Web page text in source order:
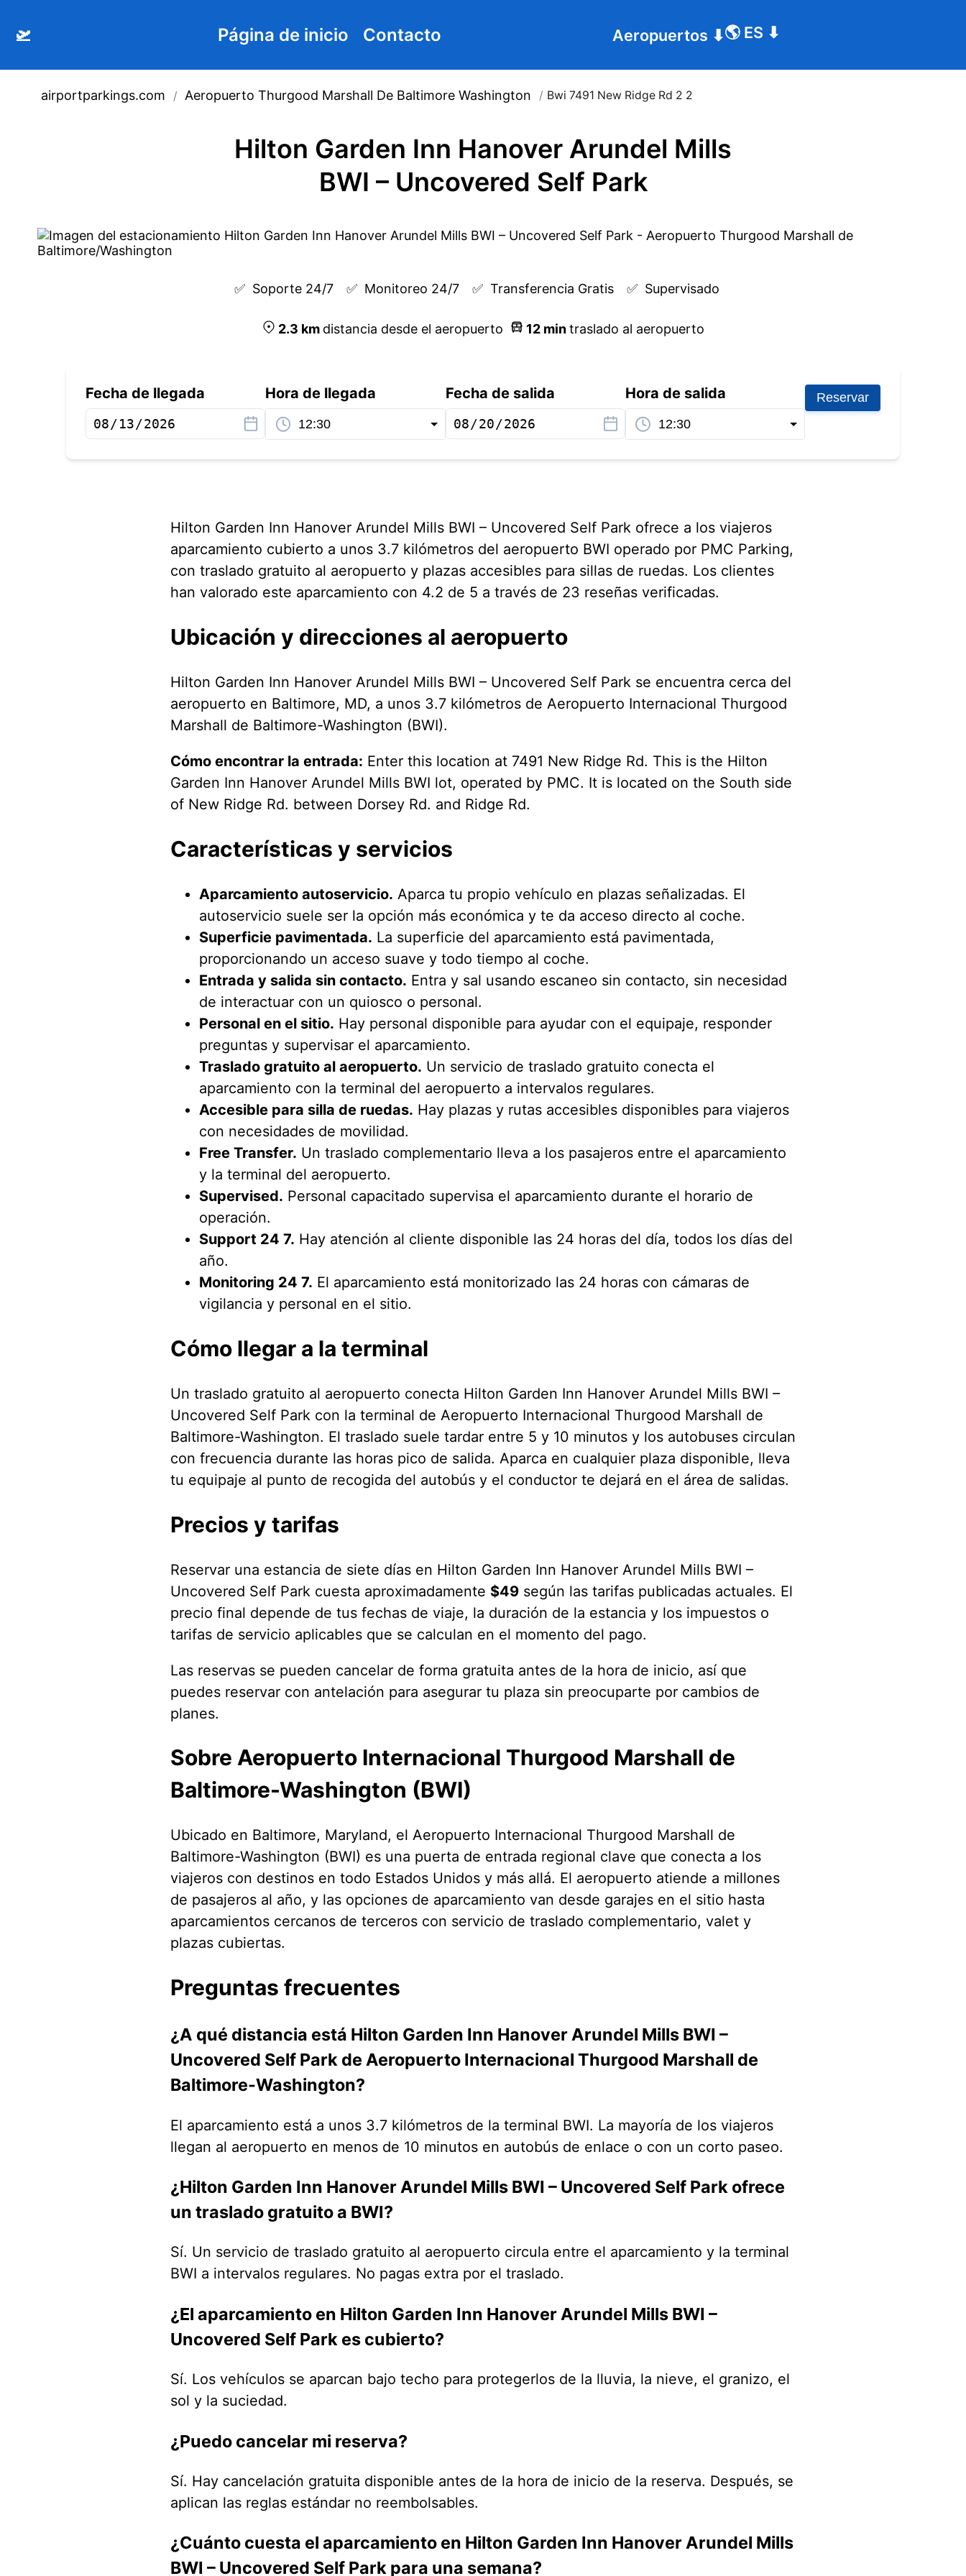
🛫 Página de inicio Contacto Aeropuertos ⬇🌎 ES ⬇
airportparkings.com / Aeropuerto Thurgood Marshall De Baltimore Washington / Bwi 7491 New Ridge Rd 2 2
Hilton Garden Inn Hanover Arundel Mills
BWI – Uncovered Self Park
✅ Soporte 24/7 ✅ Monitoreo 24/7 ✅ Transferencia Gratis ✅ Supervisado
2.3 km distancia desde el aeropuerto 12mintraslado al aeropuerto
Fecha de llegada Hora de llegada Fecha de salida Hora de salida Reservar
Hilton Garden Inn Hanover Arundel Mills BWI – Uncovered Self Park ofrece a los viajeros
aparcamiento cubierto a unos 3.7 kilómetros del aeropuerto BWI operado por PMC Parking,
con traslado gratuito al aeropuerto y plazas accesibles para sillas de ruedas. Los clientes
han valorado este aparcamiento con 4.2 de 5 a través de 23 reseñas verificadas.
Ubicación y direcciones al aeropuerto
Hilton Garden Inn Hanover Arundel Mills BWI – Uncovered Self Park se encuentra cerca del
aeropuerto en Baltimore, MD, a unos 3.7 kilómetros de Aeropuerto Internacional Thurgood
Marshall de Baltimore-Washington (BWI).
Cómo encontrar la entrada: Enter this location at 7491 New Ridge Rd. This is the Hilton
Garden Inn Hanover Arundel Mills BWI lot, operated by PMC. It is located on the South side
of New Ridge Rd. between Dorsey Rd. and Ridge Rd.
Características y servicios
Aparcamiento autoservicio. Aparca tu propio vehículo en plazas señalizadas. El
autoservicio suele ser la opción más económica y te da acceso directo al coche.
Superficie pavimentada. La superficie del aparcamiento está pavimentada,
proporcionando un acceso suave y todo tiempo al coche.
Entrada y salida sin contacto. Entra y sal usando escaneo sin contacto, sin necesidad
de interactuar con un quiosco o personal.
Personal en el sitio. Hay personal disponible para ayudar con el equipaje, responder
preguntas y supervisar el aparcamiento.
Traslado gratuito al aeropuerto. Un servicio de traslado gratuito conecta el
aparcamiento con la terminal del aeropuerto a intervalos regulares.
Accesible para silla de ruedas. Hay plazas y rutas accesibles disponibles para viajeros
con necesidades de movilidad.
Free Transfer. Un traslado complementario lleva a los pasajeros entre el aparcamiento
y la terminal del aeropuerto.
Supervised. Personal capacitado supervisa el aparcamiento durante el horario de
operación.
Support 24 7. Hay atención al cliente disponible las 24 horas del día, todos los días del
año.
Monitoring 24 7. El aparcamiento está monitorizado las 24 horas con cámaras de
vigilancia y personal en el sitio.
Cómo llegar a la terminal
Un traslado gratuito al aeropuerto conecta Hilton Garden Inn Hanover Arundel Mills BWI –
Uncovered Self Park con la terminal de Aeropuerto Internacional Thurgood Marshall de
Baltimore-Washington. El traslado suele tardar entre 5 y 10 minutos y los autobuses circulan
con frecuencia durante las horas pico de salida. Aparca en cualquier plaza disponible, lleva
tu equipaje al punto de recogida del autobús y el conductor te dejará en el área de salidas.
Precios y tarifas
Reservar una estancia de siete días en Hilton Garden Inn Hanover Arundel Mills BWI –
Uncovered Self Park cuesta aproximadamente $49 según las tarifas publicadas actuales. El
precio final depende de tus fechas de viaje, la duración de la estancia y los impuestos o
tarifas de servicio aplicables que se calculan en el momento del pago.
Las reservas se pueden cancelar de forma gratuita antes de la hora de inicio, así que
puedes reservar con antelación para asegurar tu plaza sin preocuparte por cambios de
planes.
Sobre Aeropuerto Internacional Thurgood Marshall de
Baltimore-Washington (BWI)
Ubicado en Baltimore, Maryland, el Aeropuerto Internacional Thurgood Marshall de
Baltimore-Washington (BWI) es una puerta de entrada regional clave que conecta a los
viajeros con destinos en todo Estados Unidos y más allá. El aeropuerto atiende a millones
de pasajeros al año, y las opciones de aparcamiento van desde garajes en el sitio hasta
aparcamientos cercanos de terceros con servicio de traslado complementario, valet y
plazas cubiertas.
Preguntas frecuentes
¿A qué distancia está Hilton Garden Inn Hanover Arundel Mills BWI –
Uncovered Self Park de Aeropuerto Internacional Thurgood Marshall de
Baltimore-Washington?
El aparcamiento está a unos 3.7 kilómetros de la terminal BWI. La mayoría de los viajeros
llegan al aeropuerto en menos de 10 minutos en autobús de enlace o con un corto paseo.
¿Hilton Garden Inn Hanover Arundel Mills BWI – Uncovered Self Park ofrece
un traslado gratuito a BWI?
Sí. Un servicio de traslado gratuito al aeropuerto circula entre el aparcamiento y la terminal
BWI a intervalos regulares. No pagas extra por el traslado.
¿El aparcamiento en Hilton Garden Inn Hanover Arundel Mills BWI –
Uncovered Self Park es cubierto?
Sí. Los vehículos se aparcan bajo techo para protegerlos de la lluvia, la nieve, el granizo, el
sol y la suciedad.
¿Puedo cancelar mi reserva?
Sí. Hay cancelación gratuita disponible antes de la hora de inicio de la reserva. Después, se
aplican las reglas estándar no reembolsables.
¿Cuánto cuesta el aparcamiento en Hilton Garden Inn Hanover Arundel Mills
BWI – Uncovered Self Park para una semana?